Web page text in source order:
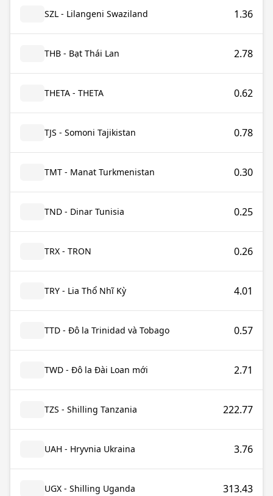
SZL - Lilangeni Swaziland 1.36
THB - Bạt Thái Lan 2.78
THETA - THETA 0.62
TJS - Somoni Tajikistan 0.78
TMT - Manat Turkmenistan 0.30
TND - Dinar Tunisia 0.25
TRX - TRON 0.26
TRY - Lia Thổ Nhĩ Kỳ 4.01
TTD - Đô la Trinidad và Tobago 0.57
TWD - Đô la Đài Loan mới 2.71
TZS - Shilling Tanzania 222.77
UAH - Hryvnia Ukraina 3.76
UGX - Shilling Uganda 313.43